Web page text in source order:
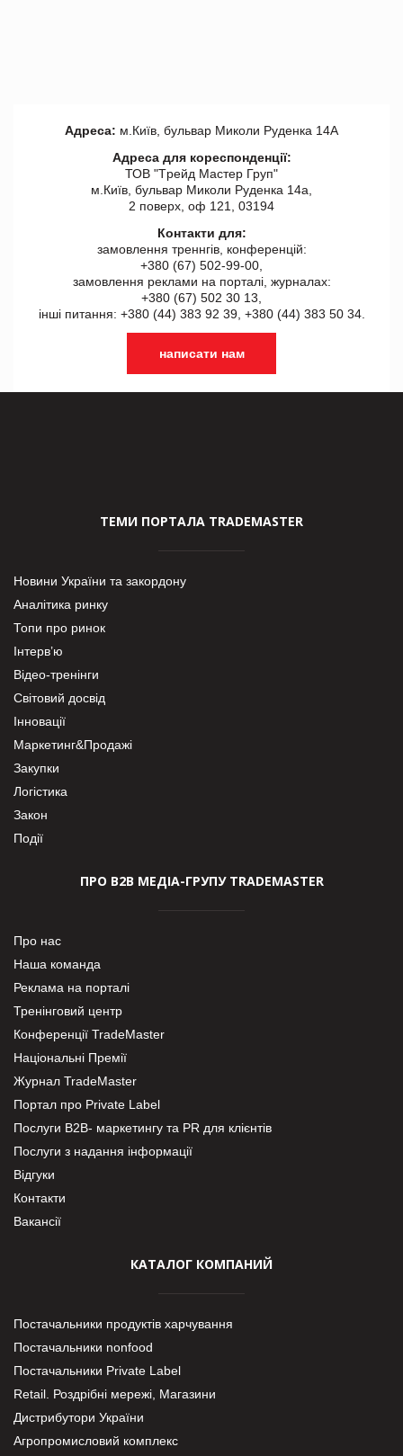
Адреса: м.Київ, бульвар Миколи Руденка 14А
Адреса для кореспонденції:
ТОВ "Tрейд Мастер Груп"
м.Київ, бульвар Миколи Руденка 14а,
2 поверх, оф 121, 03194
Контакти для:
замовлення треннгів, конференцій:
+380 (67) 502-99-00,
замовлення реклами на порталі, журналах:
+380 (67) 502 30 13,
інші питання: +380 (44) 383 92 39, +380 (44) 383 50 34.
написати нам
ТЕМИ ПОРТАЛА TRADEMASTER
Новини України та закордону
Аналітика ринку
Топи про ринок
Інтерв’ю
Відео-тренінги
Світовий досвід
Інновації
Маркетинг&Продажі
Закупки
Логістика
Закон
Події
ПРО В2В МЕДІА-ГРУПУ TRADEMASTER
Про нас
Наша команда
Реклама на порталі
Тренінговий центр
Конференції TradeMaster
Національні Премії
Журнал TradeMaster
Портал про Private Label
Послуги В2В- маркетингу та PR для клієнтів
Послуги з надання інформації
Відгуки
Контакти
Вакансії
КАТАЛОГ КОМПАНИЙ
Постачальники продуктів харчування
Постачальники nonfood
Постачальники Private Label
Retail. Роздрібні мережі, Магазини
Дистрибутори України
Агропромисловий комплекс